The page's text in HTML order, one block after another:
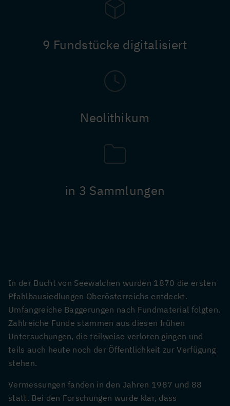
9 Fundstücke digitalisiert
Neolithikum
in 3 Sammlungen
In der Bucht von Seewalchen wurden 1870 die ersten
Pfahlbausiedlungen Oberösterreichs entdeckt.
Umfangreiche Baggerungen nach Fundmaterial folgten.
Zahlreiche Funde stammen aus diesen frühen
Untersuchungen, die teilweise verloren gingen und
teils auch heute noch der Öffentlichkeit zur Verfügung
stehen.
Vermessungen fanden in den Jahren 1987 und 88
statt. Bei den Forschungen wurde klar, dass